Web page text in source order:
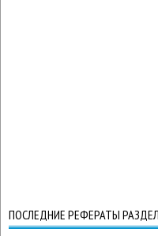
ПОСЛЕДНИЕ РЕФЕРАТЫ